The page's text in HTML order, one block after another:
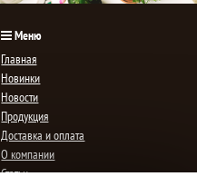
Меню
Главная
Новинки
Новости
Продукция
Доставка и оплата
О компании
Статьи